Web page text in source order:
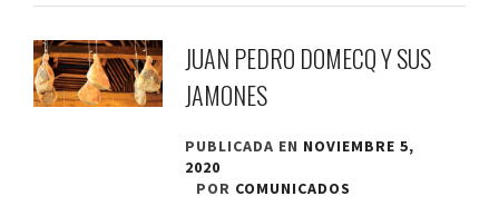
JUAN PEDRO DOMECQ Y SUS
JAMONES
PUBLICADA EN NOVIEMBRE 5,
2020
POR COMUNICADOS